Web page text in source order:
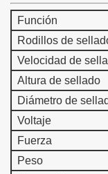
Función
Rodillos de
Velocidad de
Altura de sellado
Diámetro de
Voltaje
Fuerza
Peso